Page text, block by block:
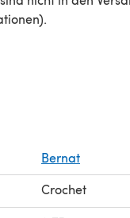
Bernat
Crochet